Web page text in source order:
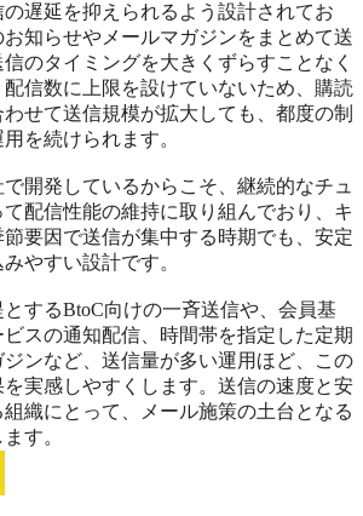
遅延を抑えられるよう設計されてお
お知らせやメールマガジンをまとめて送
のタイミングを大きくずらすことなく
信数に上限を設けていないため、購読
せて送信規模が拡大しても、都度の制
を続けられます。
開発しているからこそ、継続的なチュ
配信性能の維持に取り組んでおり、キ
要因で送信が集中する時期でも、安定
やすい設計です。
するBtoC向けの一斉送信や、会員基
スの通知配信、時間帯を指定した定期
ンなど、送信量が多い運用ほど、この
実感しやすくします。送信の速度と安
織にとって、メール施策の土台となる
す。